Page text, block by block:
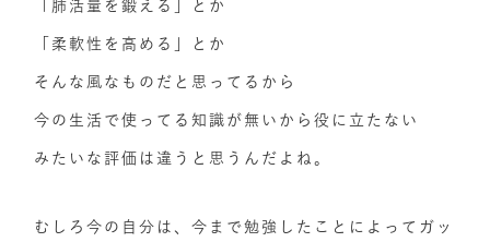
「肺活量を鍛える」とか
「柔軟性を高める」とか
そんな風なものだと思ってるから
今の生活で使ってる知識が無いから役に立たない
みたいな評価は違うと思うんだよね。
むしろ今の自分は、今まで勉強したことによってガッ